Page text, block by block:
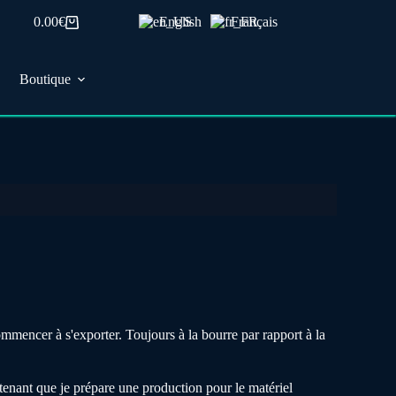
Panier
0.00€ English Français
Boutique
à s'exporter. Toujours à la bourre par rapport à la
que je prépare une production pour le matériel